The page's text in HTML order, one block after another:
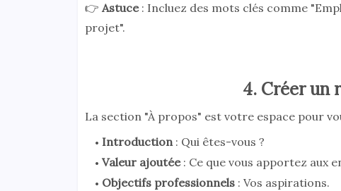
👉 Astuce : Incluez des mots clés comme
projet".
4. Créer un
La section "À propos" est votre espace pour
Introduction : Qui êtes-vous ?
Valeur ajoutée: Ce que vous apportez aux
Objectifs professionnels: Vos aspirations.